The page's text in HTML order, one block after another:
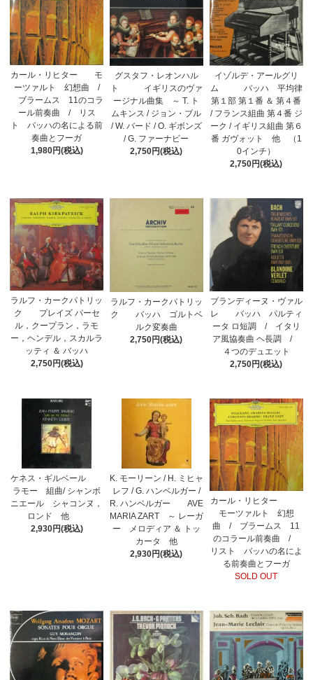
カール・リヒター モ
ーツァルト 幻想曲 /
ブラームス 11のコラ
ール前奏曲 / リス
ト バッハの名による前
奏曲とフーガ
1,980円(税込)
グスタフ・レオンハル
ト イギリスのヴァ
ージナル曲集 ～ T. ト
ムキンス / ジョン・ブル
/ W. バード / O. ギボンズ
/ G. ファーナビー
2,750円(税込)
イゾルデ・アールグリ
ム バッハ 平均律
第１部 第１番 ＆ 第４番
/ フランス組曲 第４番 ジ
ーク / イギリス組曲 第６
番 ガヴォット 他 （1
0インチ）
2,750円(税込)
ラルフ・カークパトリッ
ク プレイズ パーセ
ル，クープラン，ラモ
ー，ヘンデル，スカルラ
ッティ ＆ バッハ
2,750円(税込)
ラルフ・カークパトリッ
ク バッハ ゴルトベ
ルク変奏曲
2,750円(税込)
ブランディーヌ・ヴァル
レ バッハ パルティ
ータ ロ短調 / イタリ
ア風協奏曲 ヘ長調 /
４つのデュエット
2,750円(税込)
ケネス・ギルベール
ラモー 組曲/ シャンボ
ニエール シャコンヌ，
ロンド 他
2,930円(税込)
K. モーリーン / H. ミヒャ
レフ / G. ハンベルガー /
R. ハンベルガー AVE
MARIA ZART ～ レーガ
ー メロディア ＆ トッ
カータ 他
2,930円(税込)
カール・リヒター
モーツァルト 幻想
曲 / ブラームス 11
のコラール前奏曲 /
リスト バッハの名によ
る前奏曲とフーガ
SOLD OUT